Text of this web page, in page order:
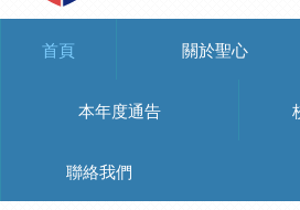
首頁 關於聖心
本年度通告
聯絡我們